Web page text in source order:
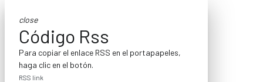
close
Código Rss
Para copiar el enlace RSS en el portapapeles,
haga clic en el botón.
RSS link